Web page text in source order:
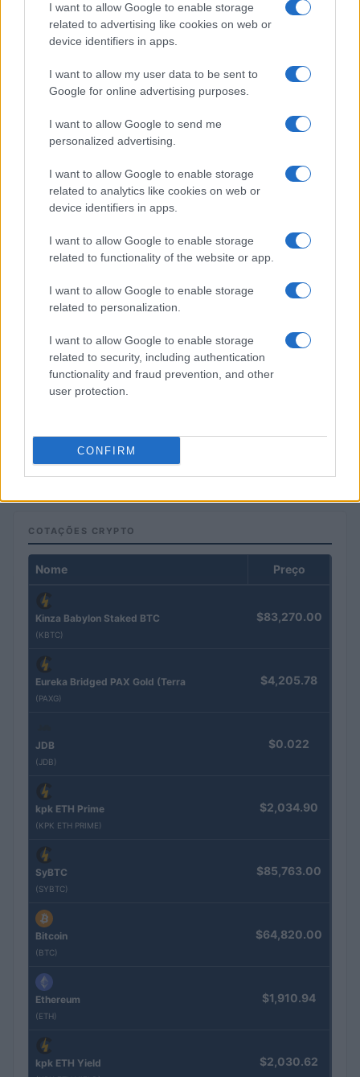
I want to allow Google to enable storage
related to advertising like cookies on web or
device identifiers in apps.
I want to allow my user data to be sent to
Google for online advertising purposes.
I want to allow Google to send me
personalized advertising.
I want to allow Google to enable storage
related to analytics like cookies on web or
device identifiers in apps.
I want to allow Google to enable storage
related to functionality of the website or app.
I want to allow Google to enable storage
related to personalization.
I want to allow Google to enable storage
related to security, including authentication
functionality and fraud prevention, and other
user protection.
CONFIRM
Petróleo Brent cai 8.3% e arrasta commodities em agosto de
Rafael Oliveira · 6 ago 2026
NÃO CLASSIFICADO
Rafael Oliveira · 4 ago 2026
COTAÇÕES CRYPTO
Nome Preço
Kinza Babylon Staked BTC
(KBTC)
$83,270.00
Eureka Bridged PAX Gold (Terra
(PAXG)
$4,205.78
JDB
(JDB)
$0.022
kpk ETH Prime
(KPK ETH PRIME)
$2,034.90
SyBTC
(SYBTC)
$85,763.00
Bitcoin
(BTC)
$64,820.00
Ethereum
(ETH)
$1,910.94
kpk ETH Yield $2,030.62